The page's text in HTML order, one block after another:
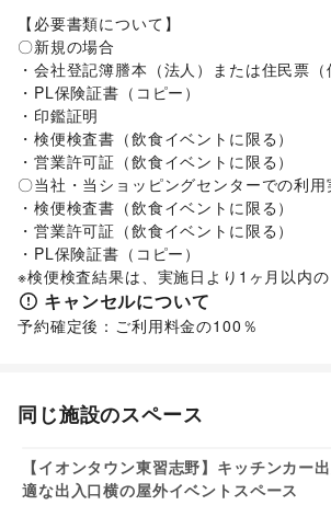
旅行・レジャー/キャンプ・アウトドア
バスケットボール
車・バイク・モビリティ
車/バイク・オートバイ
マイクロモビリティ
NPO・公共団体
地方公共団体・行政・政府/外国団体・大
/NPO・ボランティア活動 / その他NPO
ビジネス・オフィス
法人向けサービス オフィス家具・OA機器
イベント企画・運営
その他ビジネス・オ
その他活動・個人
その他活動・個人
【必要書類について】
〇新規の場合
・会社登記簿謄本（法人）または住民票（
・PL保険証書（コピー）
・印鑑証明
・検便検査書（飲食イベントに限る）
・営業許可証（飲食イベントに限る）
〇当社・当ショッピングセンターでの利
・検便検査書（飲食イベントに限る）
・営業許可証（飲食イベントに限る）
・PL保険証書（コピー）
※検便検査結果は、実施日より1ヶ月以内の
キャンセルについて
予約確定後：ご利用料金の100％
同じ施設のスペース
【イオンタウン東習志野】キッチンカー
適な出入口横の屋外イベントスペース